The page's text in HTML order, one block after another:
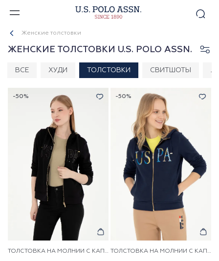
Женские толстовки
ЖЕНСКИЕ ТОЛСТОВКИ U.S. POLO ASSN.
ВСЕ ХУДИ ТОЛСТОВКИ СВИТШОТЫ
-50%
ТОЛСТОВКА НА МОЛНИИ С КАПЮШОНОМ
-50%
ТОЛСТОВКА НА МОЛНИИ С КАПЮШОНОМ